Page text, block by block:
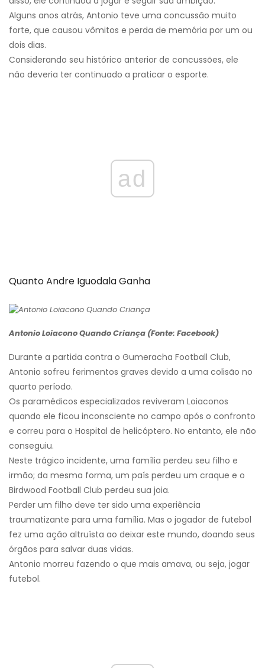
Alguns anos atrás, Antonio teve uma concussão muito
forte, que causou vômitos e perda de memória por um ou
dois dias.
Considerando seu histórico anterior de concussões, ele
não deveria ter continuado a praticar o esporte.
ad
Quanto Andre Iguodala Ganha
Antonio Loiacono Quando Criança (Fonte: Facebook)
Durante a partida contra o Gumeracha Football Club,
Antonio sofreu ferimentos graves devido a uma colisão no
quarto período.
Os paramédicos especializados reviveram Loiaconos
quando ele ficou inconsciente no campo após o confronto
e correu para o Hospital de helicóptero. No entanto, ele não
conseguiu.
Neste trágico incidente, uma família perdeu seu filho e
irmão; da mesma forma, um país perdeu um craque e o
Birdwood Football Club perdeu sua joia.
Perder um filho deve ter sido uma experiência
traumatizante para uma família. Mas o jogador de futebol
fez uma ação altruísta ao deixar este mundo, doando seus
órgãos para salvar duas vidas.
Antonio morreu fazendo o que mais amava, ou seja, jogar
futebol.